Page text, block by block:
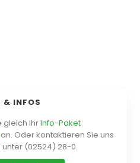
& INFOS
gleich IhrInfo-Paket
an. Oder kontaktieren Sie uns
(02524) 28-0.